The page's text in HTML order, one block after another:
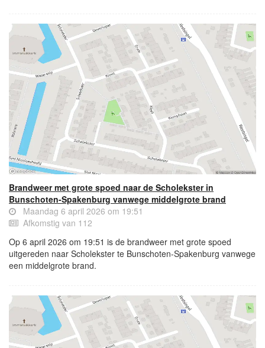
Brandweer met grote spoed naar de Scholekster in
Bunschoten-Spakenburg vanwege middelgrote brand
Maandag 6 april 2026 om 19:51
Afkomstig van 112
Op 6 april 2026 om 19:51 is de brandweer met grote spoed
uitgereden naar Scholekster te Bunschoten-Spakenburg vanwege
een middelgrote brand.